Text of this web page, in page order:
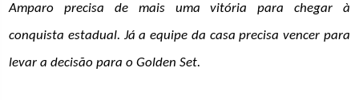
Amparo precisa de mais uma vitória para chegar à
conquista estadual. Já a equipe da casa precisa vencer para
levar a decisão para o Golden Set.